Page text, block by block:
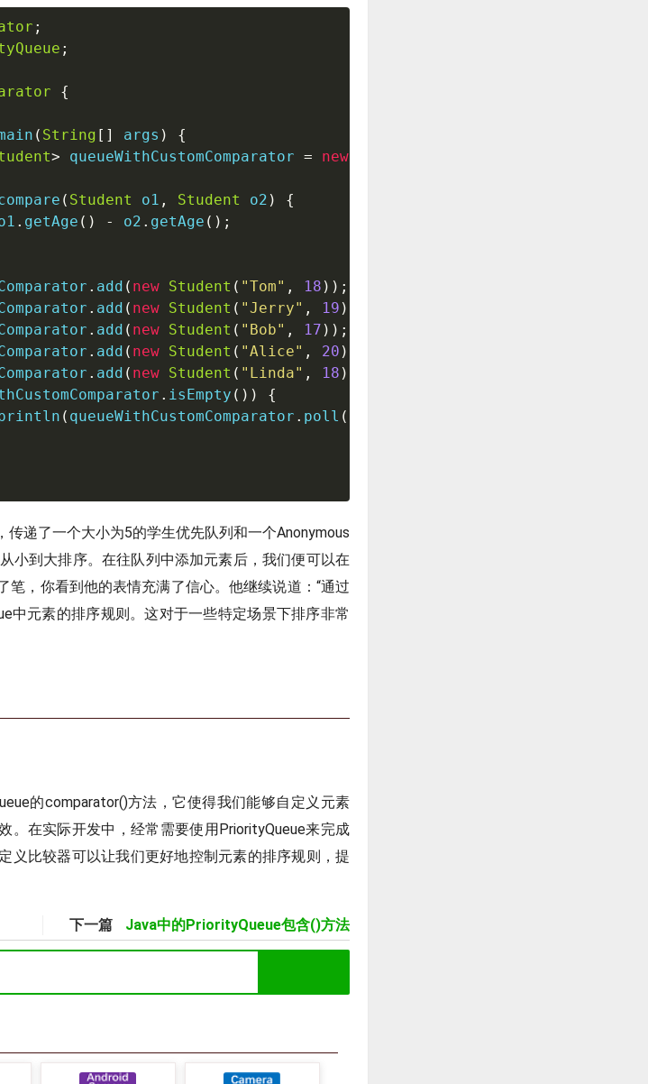
;
;
{
( String [ ] args )
{
> queueWithCustomComparator = new
( Student o1 , Student o2 )
{
. getAge ( ) - o2 . getAge ( ) ;
. add ( new Student ( "Tom" , 18 ) ) ;
. add ( new Student ( "Jerry" , 19 )
. add ( new Student ( "Bob" , 17 ) ) ;
. add ( new Student ( "Alice" , 20 )
. add ( new Student ( "Linda" , 18 )
. isEmpty ( ) )
{
( queueWithCustomComparator . poll (
递了一个大小为5的学生优先队列和一个Anonymous
小到大排序。在往队列中添加元素后，我们便可以在
，你看到他的表情充满了信心。他继续说道：“通过
中元素的排序规则。这对于一些特定场景下排序非常
的comparator()方法，它使得我们能够自定义元素
。在实际开发中，经常需要使用PriorityQueue来完成
义比较器可以让我们更好地控制元素的排序规则，提
下一篇 Java中的PriorityQueue包含()方法